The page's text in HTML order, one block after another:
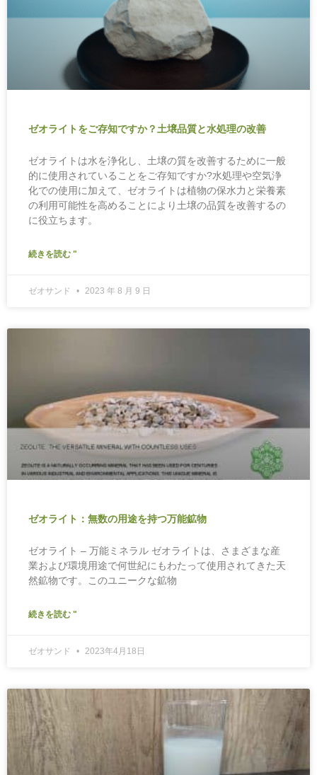
ゼオライトをご存知ですか？土壌品質と水処理の改善
ゼオライトは水を浄化し、土壌の質を改善するために一般
的に使用されていることをご存知ですか?水処理や空気浄
化での使用に加えて、ゼオライトは植物の保水力と栄養素
の利用可能性を高めることにより土壌の品質を改善するの
に役立ちます。
続きを読む "
ゼオサンド 2023 年 8 月 9 日
ゼオライト：無数の用途を持つ万能鉱物
ゼオライト – 万能ミネラル ゼオライトは、さまざまな産
業および環境用途で何世紀にもわたって使用されてきた天
然鉱物です。このユニークな鉱物
続きを読む "
ゼオサンド 2023年4月18日